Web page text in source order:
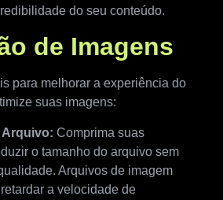
do seu conteúdo.
de Imagens
para melhorar a experiência do
suas imagens:
Arquivo: Comprima suas
o tamanho do arquivo sem
Arquivos de imagem
a velocidade de